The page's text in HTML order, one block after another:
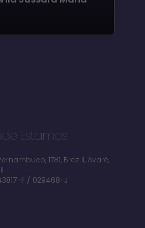
Estamos
, 1781, Braz II, Avaré,
F / 029468-J